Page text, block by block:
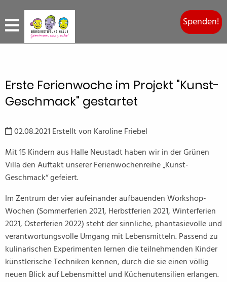
Spenden!
Erste Ferienwoche im Projekt "Kunst-
Geschmack" gestartet
02.08.2021 Erstellt von Karoline Friebel
Mit 15 Kindern aus Halle Neustadt haben wir in der Grünen
Villa den Auftakt unserer Ferienwochenreihe „Kunst-
Geschmack“ gefeiert.
Im Zentrum der vier aufeinander aufbauenden Workshop-
Wochen (Sommerferien 2021, Herbstferien 2021, Winterferien
2021, Osterferien 2022) steht der sinnliche, phantasievolle und
verantwortungsvolle Umgang mit Lebensmitteln. Passend zu
kulinarischen Experimenten lernen die teilnehmenden Kinder
künstlerische Techniken kennen, durch die sie einen völlig
neuen Blick auf Lebensmittel und Küchenutensilien erlangen.